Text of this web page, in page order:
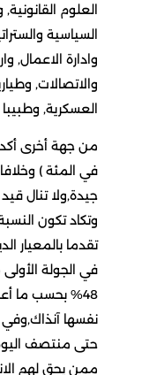
العلوم القانونية,
السياسية
وادارة الاعمال,
والاتصالات, وطيارين
العسكرية, وطبيبا
في المئة ) وخلافا
جيدة,ولا تنال قيد
وتكاد تكون النسبة
تقدما بالمعيار
في الجولة الأولى من
48% بحسب ما أعلنت
ممن يحق لهم الانتخاب.